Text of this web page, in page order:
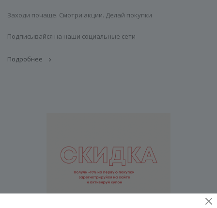
Заходи почаще. Смотри акции. Делай покупки
Подписывайся на наши социальные сети
Подробнее